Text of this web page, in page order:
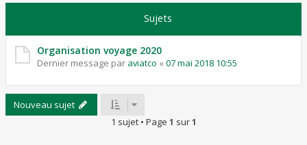
c
Sujets
Organisation voyage 2020
Dernier message par aviatco « 07 mai 2018 10:55
Nouveau sujet
1 sujet • Page 1 sur1